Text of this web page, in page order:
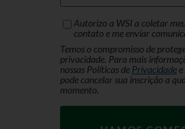
Autorizo ​​a WSI a coletar
contato e me enviar
Temos o compromisso de
privacidade. Para mais
nossas Políticas de Privacidadee
pode cancelar sua inscrição a
momento.